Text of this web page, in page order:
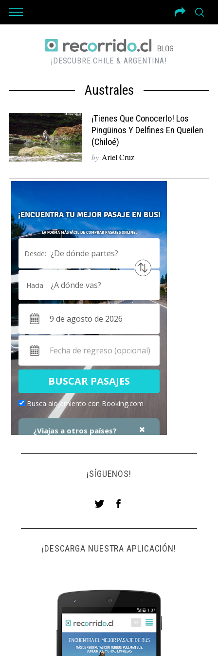
¡DESCUBRE CHILE & ARGENTINA!
Australes
¡Tienes Que Conocerlo! Los
Pingüinos Y Delfines En Queilen
(Chiloé)
by Ariel Cruz
¡SÍGUENOS!
¡DESCARGA NUESTRA APLICACIÓN!